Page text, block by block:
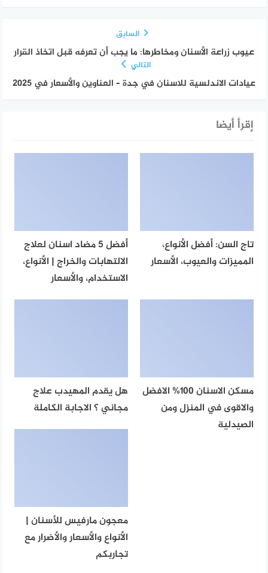
السابق
عيوب زراعة الأسنان ومخاطرها: ما يجب أن تعرفه قبل اتخاذ القرار
التالي
عيادات الاندلسية للاسنان في جدة – العناوين والأسعار في 2025
إقرأ أيضا
تاج السن: أفضل الأنواع،
المميزات والعيوب، الأسعار
أفضل 5 مضاد اسنان لعلاج
الالتهابات والخراج | الأنواع،
الاستخدام، والأسعار
مسكن الاسنان 100% الافضل
والاقوى في المنزل ومن
الصيدلية
هل يقدم المهيدب علاج
مجاني ؟ الاجابة الكاملة
معجون مارفيس للأسنان |
الأنواع والأسعار والأضرار مع
تجاربكم